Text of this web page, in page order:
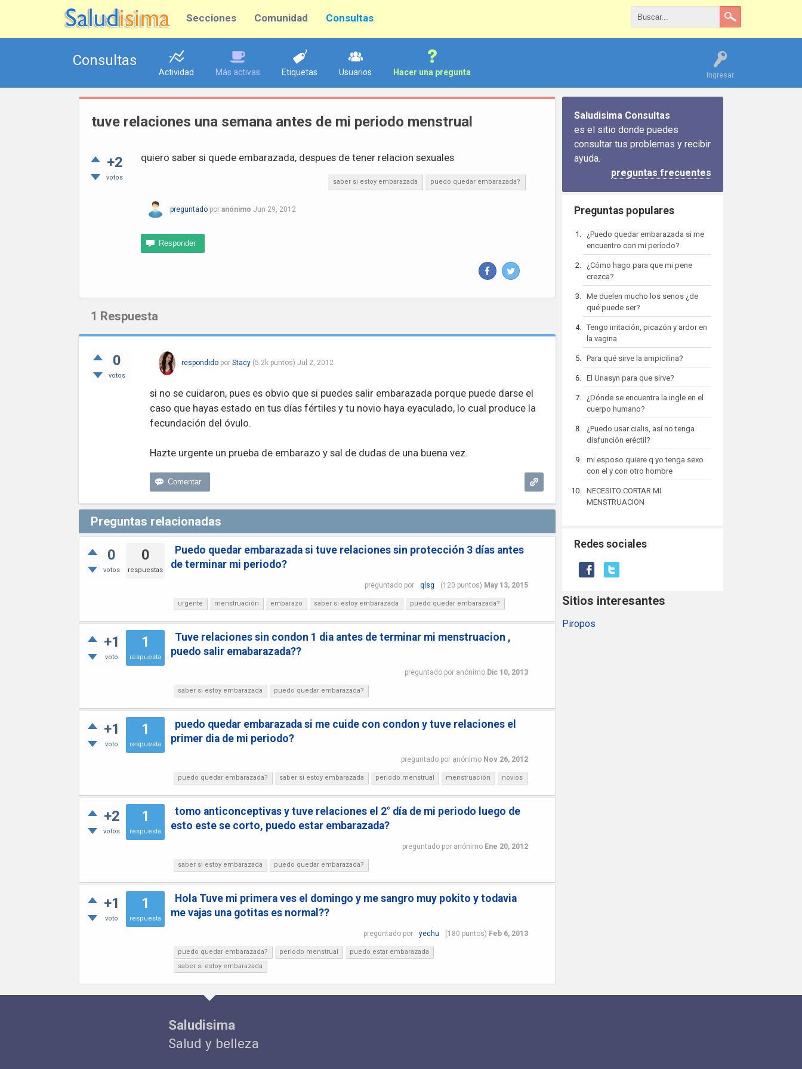
Secciones Comunidad Consultas
Ingresar
Consultas
Actividad Más activas Etiquetas Usuarios Hacer una pregunta
tuve relaciones una semana antes de mi periodo menstrual
+2
votos
quiero saber si quede embarazada, despues de tener relacion sexuales
saber si estoy embarazada puedo quedar embarazada?
preguntado por anónimo Jun 29, 2012
1 Respuesta
0
votos
respondido por Stacy (5.2kpuntos) Jul 2, 2012
si no se cuidaron, pues es obvio que si puedes salir embarazada porque puede darse el
caso que hayas estado en tus días fértiles y tu novio haya eyaculado, lo cual produce la
fecundación del óvulo.
Hazte urgente un prueba de embarazo y sal de dudas de una buena vez.
Preguntas relacionadas
0
votos
0
respuestas
Puedo quedar embarazada si tuve relaciones sin protección 3 días antes
de terminar mi periodo?
preguntado por qlsg (120 puntos) May 13, 2015
urgente menstruación embarazo saber si estoy embarazada puedo quedar embarazada?
+1
voto
1
respuesta
Tuve relaciones sin condon 1 dia antes de terminar mi menstruacion ,
puedo salir emabarazada??
preguntado por anónimo Dic 10, 2013
saber si estoy embarazada puedo quedar embarazada?
+1
voto
1
respuesta
puedo quedar embarazada si me cuide con condon y tuve relaciones el
primer dia de mi periodo?
preguntado por anónimo Nov 26, 2012
puedo quedar embarazada? saber si estoy embarazada periodo menstrual menstruación novios
+2
votos
1
respuesta
tomo anticonceptivas y tuve relaciones el 2° día de mi periodo luego de
esto este se corto, puedo estar embarazada?
preguntado por anónimo Ene 20, 2012
saber si estoy embarazada puedo quedar embarazada?
+1
voto
1
respuesta
Hola Tuve mi primera ves el domingo y me sangro muy pokito y todavia
me vajas una gotitas es normal??
preguntado por yechu (180 puntos) Feb 6, 2013
puedo quedar embarazada? periodo menstrual
puedo estar embarazada
saber si estoy embarazada
Saludisima Consultas
es el sitio donde puedes
consultar tus problemas y recibir
ayuda.
preguntas frecuentes
Preguntas populares
¿Puedo quedar embarazada si me
encuentro con mi período?
¿Cómo hago para que mi pene
crezca?
Me duelen mucho los senos ¿de
qué puede ser?
Tengo irritación, picazón y ardor en
la vagina
Para qué sirve la ampicilina?
El Unasyn para que sirve?
¿Dónde se encuentra la ingle en el
cuerpo humano?
¿Puedo usar cialis, así no tenga
disfunción eréctil?
mi esposo quiere q yo tenga sexo
con el y con otro hombre
NECESITO CORTAR MI
MENSTRUACION
Redes sociales
Sitios interesantes
Piropos
Saludisima
Salud y belleza